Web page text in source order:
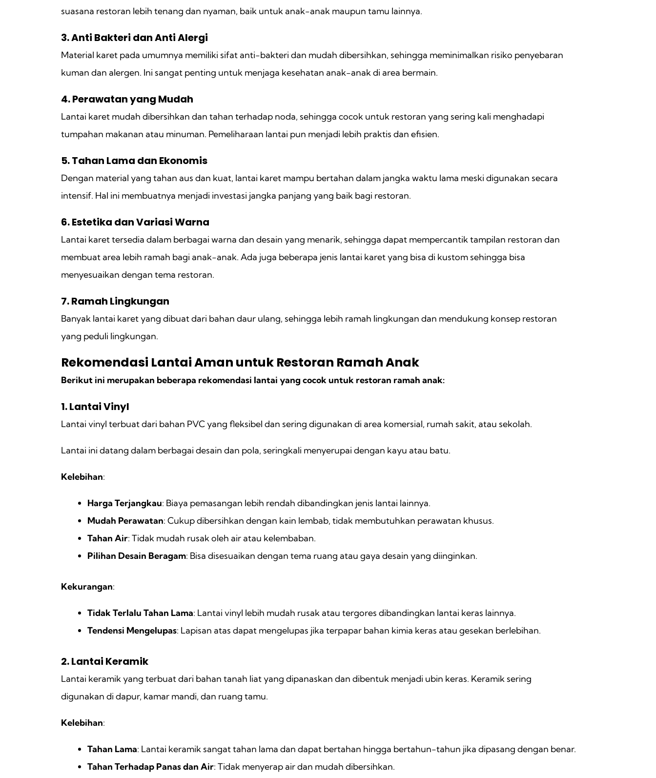
suasana restoran lebih tenang dan nyaman, baik untuk anak-anak maupun tamu lainnya.
3. Anti Bakteri dan Anti Alergi
Material karet pada umumnya memiliki sifat anti-bakteri dan mudah dibersihkan, sehingga meminimalkan risiko penyebaran
kuman dan alergen. Ini sangat penting untuk menjaga kesehatan anak-anak di area bermain.
4. Perawatan yang Mudah
Lantai karet mudah dibersihkan dan tahan terhadap noda, sehingga cocok untuk restoran yang sering kali menghadapi
tumpahan makanan atau minuman. Pemeliharaan lantai pun menjadi lebih praktis dan efisien.
5. Tahan Lama dan Ekonomis
Dengan material yang tahan aus dan kuat, lantai karet mampu bertahan dalam jangka waktu lama meski digunakan secara
intensif. Hal ini membuatnya menjadi investasi jangka panjang yang baik bagi restoran.
6. Estetika dan Variasi Warna
Lantai karet tersedia dalam berbagai warna dan desain yang menarik, sehingga dapat mempercantik tampilan restoran dan
membuat area lebih ramah bagi anak-anak. Ada juga beberapa jenis lantai karet yang bisa di kustom sehingga bisa
menyesuaikan dengan tema restoran.
7. Ramah Lingkungan
Banyak lantai karet yang dibuat dari bahan daur ulang, sehingga lebih ramah lingkungan dan mendukung konsep restoran
yang peduli lingkungan.
Rekomendasi Lantai Aman untuk Restoran Ramah Anak
Berikut ini merupakan beberapa rekomendasi lantai yang cocok untuk restoran ramah anak:
1. Lantai Vinyl
Lantai vinyl terbuat dari bahan PVC yang fleksibel dan sering digunakan di area komersial, rumah sakit, atau sekolah.
Lantai ini datang dalam berbagai desain dan pola, seringkali menyerupai dengan kayu atau batu.
Kelebihan:
Harga Terjangkau: Biaya pemasangan lebih rendah dibandingkan jenis lantai lainnya.
Mudah Perawatan: Cukup dibersihkan dengan kain lembab, tidak membutuhkan perawatan khusus.
Tahan Air: Tidak mudah rusak oleh air atau kelembaban.
Pilihan Desain Beragam: Bisa disesuaikan dengan tema ruang atau gaya desain yang diinginkan.
Kekurangan:
Tidak Terlalu Tahan Lama: Lantai vinyl lebih mudah rusak atau tergores dibandingkan lantai keras lainnya.
Tendensi Mengelupas: Lapisan atas dapat mengelupas jika terpapar bahan kimia keras atau gesekan berlebihan.
2. Lantai Keramik
Lantai keramik yang terbuat dari bahan tanah liat yang dipanaskan dan dibentuk menjadi ubin keras. Keramik sering
digunakan di dapur, kamar mandi, dan ruang tamu.
Kelebihan:
Tahan Lama: Lantai keramik sangat tahan lama dan dapat bertahan hingga bertahun-tahun jika dipasang dengan benar.
Tahan Terhadap Panas dan Air: Tidak menyerap air dan mudah dibersihkan.